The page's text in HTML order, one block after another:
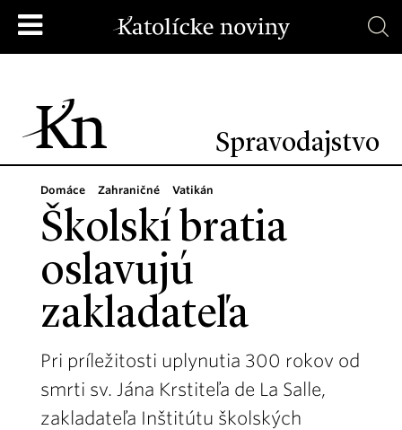
Spravodajstvo
Domáce Zahraničné Vatikán
Školskí bratia
oslavujú
zakladateľa
Pri príležitosti uplynutia 300 rokov od
smrti sv. Jána Krstiteľa de La Salle,
zakladateľa Inštitútu školských